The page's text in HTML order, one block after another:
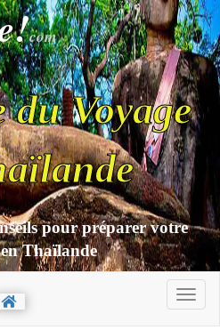
com
Voyage
pour préparer votre
Thaïlande